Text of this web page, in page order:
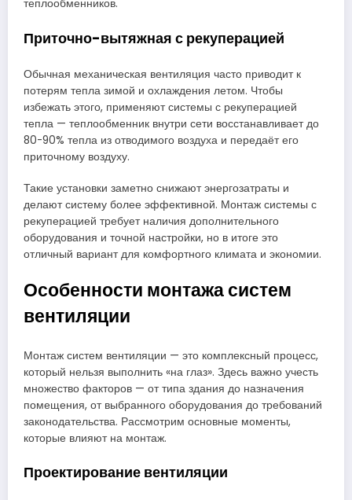
теплообменников.
Приточно-вытяжная с рекуперацией
Обычная механическая вентиляция часто приводит к
потерям тепла зимой и охлаждения летом. Чтобы
избежать этого, применяют системы с рекуперацией
тепла — теплообменник внутри сети восстанавливает до
80-90% тепла из отводимого воздуха и передаёт его
приточному воздуху.
Такие установки заметно снижают энергозатраты и
делают систему более эффективной. Монтаж системы с
рекуперацией требует наличия дополнительного
оборудования и точной настройки, но в итоге это
отличный вариант для комфортного климата и экономии.
Особенности монтажа систем
вентиляции
Монтаж систем вентиляции — это комплексный процесс,
который нельзя выполнить «на глаз». Здесь важно учесть
множество факторов — от типа здания до назначения
помещения, от выбранного оборудования до требований
законодательства. Рассмотрим основные моменты,
которые влияют на монтаж.
Проектирование вентиляции